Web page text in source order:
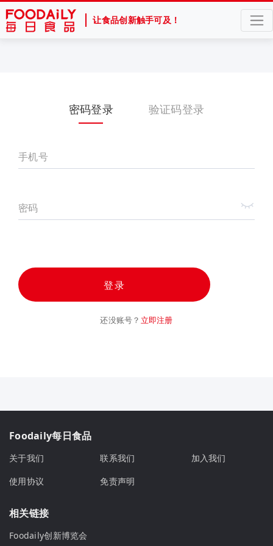
让食品创新触手可及！
密码登录 验证码登录
手机号
密码
登录
还没账号？ 立即注册
Foodaily每日食品
关于我们 联系我们
加入我们
使用协议
免责声明
相关链接
Foodaily创新博览会